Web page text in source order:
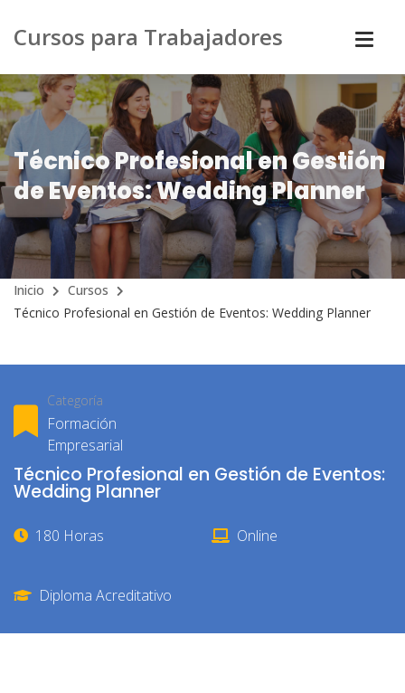
Cursos para Trabajadores
Técnico Profesional en Gestión
de Eventos: Wedding Planner
Inicio
Cursos
Técnico Profesional en Gestión de Eventos: Wedding Planner
Categoría
Formación
Empresarial
Técnico Profesional en Gestión de Eventos:
Wedding Planner
180 Horas Online
Diploma Acreditativo